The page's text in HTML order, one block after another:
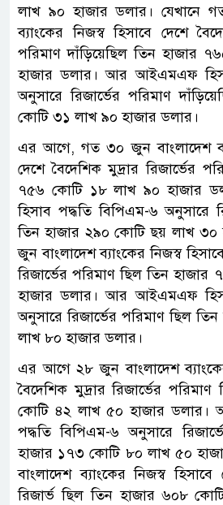
লাখ ৯০ হাজার ডলার। যেখানে
ব্যাংকের নিজস্ব হিসাবে দেশে
পরিমাণ দাঁড়িয়েছিল তিন হাজার
হাজার ডলার। আর আইএমএফ
অনুসারে রিজার্ভের পরিমাণ
কোটি ৩১ লাখ ৯০ হাজার ডলার।
এর আগে, গত ৩০ জুন বাংলাদেশ
দেশে বৈদেশিক মুদ্রার রিজার্ভের
৭৫৬ কোটি ১৮ লাখ ৯০ হাজার
হিসাব পদ্ধতি বিপিএম-৬ অনুসারে
তিন হাজার ২৯০ কোটি ছয় লাখ
জুন বাংলাদেশ ব্যাংকের নিজস্ব
রিজার্ভের পরিমাণ ছিল তিন
হাজার ডলার। আর আইএমএফ
অনুসারে রিজার্ভের পরিমাণ ছিল
লাখ ৮০ হাজার ডলার।
এর আগে ২৮ জুন বাংলাদেশ
বৈদেশিক মুদ্রার রিজার্ভের
কোটি ৪২ লাখ ৫০ হাজার
পদ্ধতি বিপিএম-৬ অনুসারে
হাজার ১৭৩ কোটি ৮০ লাখ ৫০
বাংলাদেশ ব্যাংকের নিজস্ব
রিজার্ভ ছিল তিন হাজার ৬০৮